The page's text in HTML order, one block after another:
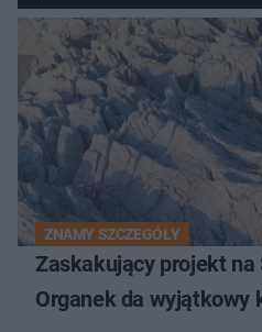
ZNAMY SZCZEGÓŁY
Zaskakujący projekt na
Organek da wyjątkowy